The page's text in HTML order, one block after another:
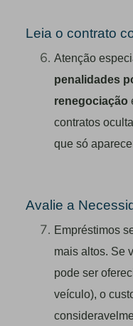
Leia o contrato
Atenção
penalidades
renegociação
contratos
que só
Avalie a
Empréstimos
mais altos. Se
pode ser
veículo), o